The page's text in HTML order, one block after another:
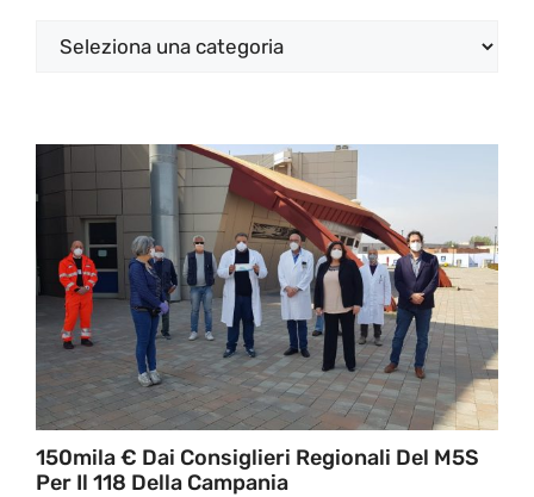
Categorie
150mila € Dai Consiglieri Regionali Del M5S
Per Il 118 Della Campania